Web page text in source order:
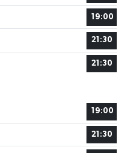
19:00
21:30
21:30
19:00
21:30